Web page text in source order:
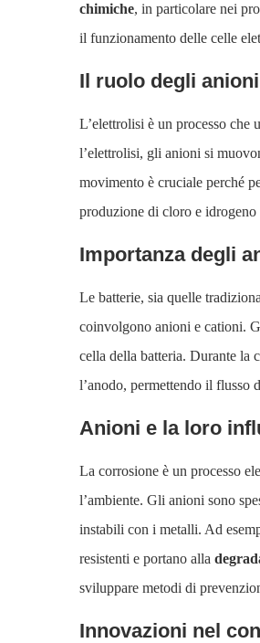
chimiche, in particolare nei
il funzionamento delle celle
Il ruolo degli
L’elettrolisi è un processo che
l’elettrolisi, gli anioni si
movimento è cruciale perché
produzione di cloro e
Importanza degli
Le batterie, sia quelle
coinvolgono anioni e cationi.
cella della batteria. Durante la
l’anodo, permettendo il flusso
Anioni e la loro
La corrosione è un processo
l’ambiente. Gli anioni sono
instabili con i metalli. Ad
resistenti e portano alla
sviluppare metodi di
Innovazioni nel